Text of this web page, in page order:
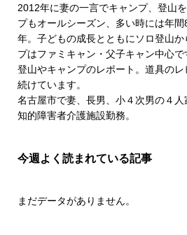
2012年に妻の一言でキャンプ、登山
プもオールシーズン、多い時には年
年。子どもの成長とともにソロ登山
プはファミキャン・父子キャン中心で
登山やキャンプのレポート。道具の
続けています。
名古屋市で妻、長男、小４次男の４
知的障害者介護施設勤務。
今週よく読まれている記事
まだデータがありません。